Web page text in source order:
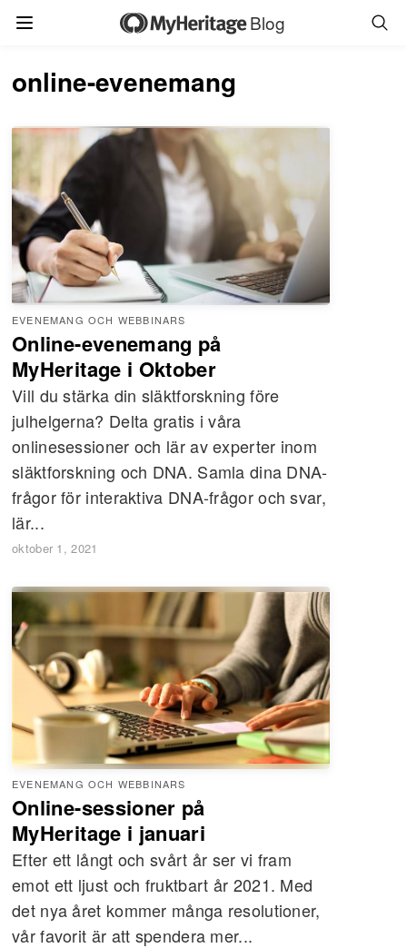
Blog
online-evenemang
EVENEMANG OCH WEBBINARS
Online-evenemang på
MyHeritage i Oktober
Vill du stärka din släktforskning före
julhelgerna? Delta gratis i våra
onlinesessioner och lär av experter inom
släktforskning och DNA. Samla dina DNA-
frågor för interaktiva DNA-frågor och svar,
lär...
oktober 1, 2021
EVENEMANG OCH WEBBINARS
Online-sessioner på
MyHeritage i januari
Efter ett långt och svårt år ser vi fram
emot ett ljust och fruktbart år 2021. Med
det nya året kommer många resolutioner,
vår favorit är att spendera mer...